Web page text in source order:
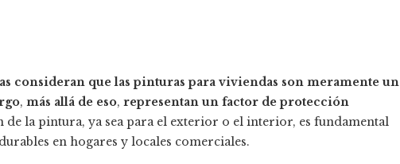
consideran que las pinturas para viviendas son meramente un
, más allá de eso, representan un factor de protección
de la pintura, ya sea para el exterior o el interior, es fundamental
en hogares y locales comerciales.